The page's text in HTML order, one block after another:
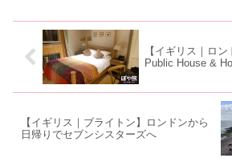
【イギリス｜ロ
Public House &
【イギリス｜ブライトン】ロンドンから
日帰りでセブンシスターズへ